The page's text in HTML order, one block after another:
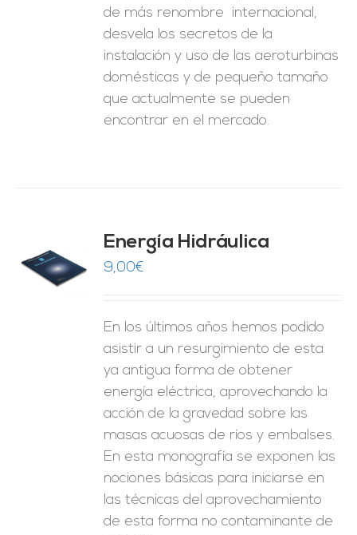
de más renombre internacional,
desvela los secretos de la
instalación y uso de las aeroturbinas
domésticas y de pequeño tamaño
que actualmente se pueden
encontrar en el mercado.
Energía Hidráulica
9,00€
En los últimos años hemos podido
asistir a un resurgimiento de esta
ya antigua forma de obtener
energía eléctrica, aprovechando la
acción de la gravedad sobre las
masas acuosas de ríos y embalses.
En esta monografía se exponen las
nociones básicas para iniciarse en
las técnicas del aprovechamiento
de esta forma no contaminante de